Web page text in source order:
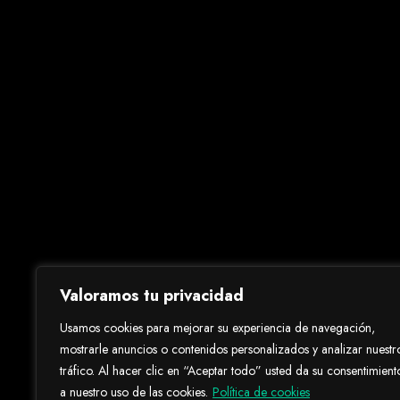
Valoramos tu privacidad
Usamos cookies para mejorar su experiencia de navegación,
mostrarle anuncios o contenidos personalizados y analizar
tráfico. Al hacer clic en “Aceptar todo” usted da su
a nuestro uso de las cookies. Política de cookies